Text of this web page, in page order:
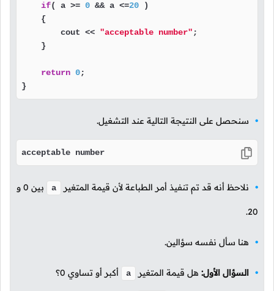
if( a >= 0 && a <=20 )
    {
        cout <<
"acceptable number" ;
    }
return 0;
}
سنحصل على النتيجة التالية عند التشغيل.
acceptable number
نلاحظ أنه قد تم تنفيذ أمر الطباعة لأن قيمة المتغير a بين 0 و
20
.
هنا سأل نفسه سؤالين.
السؤال الأول: هل قيمة المتغير a أكبر أو تساوي 0؟